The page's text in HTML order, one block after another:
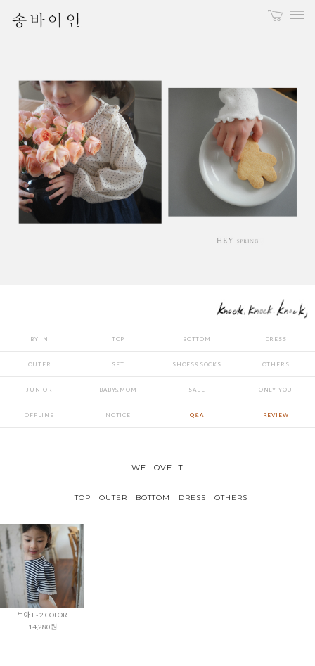
BY IN TOP BOTTOM DRESS
OUTER SET SHOES&SOCKS OTHERS
JUNIOR BABY&MOM SALE ONLY YOU
OFFLINE NOTICE Q&A REVIEW
WE LOVE IT
TOP OUTER BOTTOM DRESS OTHERS
브아 T - 2 COLOR
14,280원